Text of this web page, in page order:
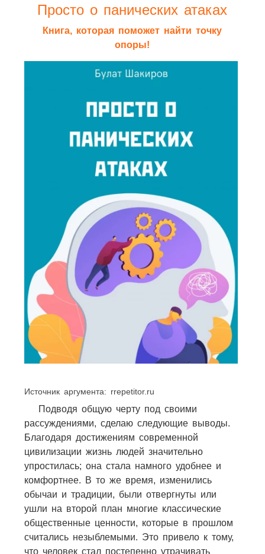
Просто о панических атаках
Книга, которая поможет найти точку
опоры!
Источник аргумента: rrepetitor.ru
Подводя общую черту под своими
рассуждениями, сделаю следующие выводы.
Благодаря достижениям современной
цивилизации жизнь людей значительно
упростилась; она стала намного удобнее и
комфортнее. В то же время, изменились
обычаи и традиции, были отвергнуты или
ушли на второй план многие классические
общественные ценности, которые в прошлом
считались незыблемыми. Это привело к тому,
что человек стал постепенно утрачивать